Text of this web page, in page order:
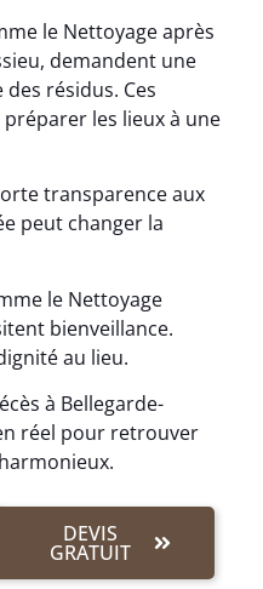
le Nettoyage après
demandent une
résidus. Ces
les lieux à une
transparence aux
peut changer la
le Nettoyage
bienveillance.
au lieu.
à Bellegarde-
réel pour retrouver
DEVIS
GRATUIT